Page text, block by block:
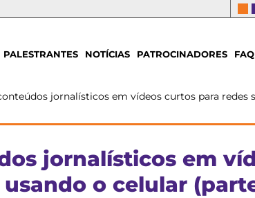
PALESTRANTES NOTÍCIAS PATROCINADORES FAQ
jornalísticos em vídeos curtos para redes
jornalísticos em
o celular